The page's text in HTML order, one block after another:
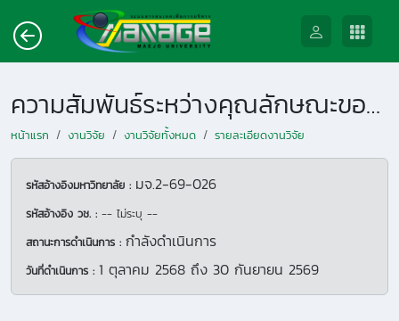
ความสัมพันธ์ระหว่างคุณลักษณะของคณะกรรมการบริหารความเสี่ยงกับผลการดำเนินงาน: หลักฐานเชิงประจักษ์บริษัทจดทะเบียนในตลาดหลักทรัพย์แห่งประเทศไทย
หน้าแรก งานวิจัย งานวิจัยทั้งหมด รายละเอียดงานวิจัย
รหัสอ้างอิงมหาวิทยาลัย : มจ.2-69-026
รหัสอ้างอิง วช. : -- ไม่ระบุ --
สถานะการดำเนินการ : กำลังดำเนินการ
วันที่ดำเนินการ : 1 ตุลาคม 2568 ถึง 30 กันยายน 2569